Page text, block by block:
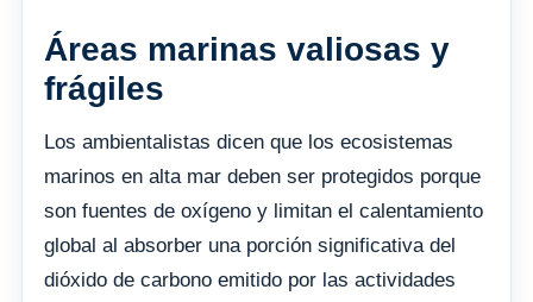
Áreas marinas valiosas y
frágiles
Los ambientalistas dicen que los ecosistemas
marinos en alta mar deben ser protegidos porque
son fuentes de oxígeno y limitan el calentamiento
global al absorber una porción significativa del
dióxido de carbono emitido por las actividades